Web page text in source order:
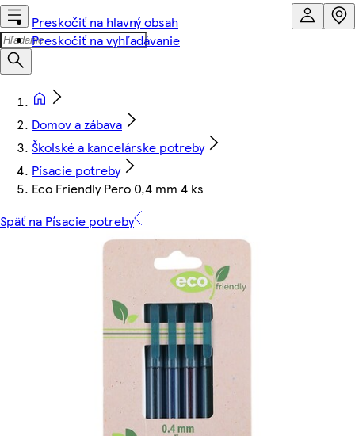
Preskočiť na hlavný obsah
Preskočiť na vyhľadávanie
Domov a zábava
Školské a kancelárske potreby
Písacie potreby
Eco Friendly Pero 0,4 mm 4 ks
Späť na Písacie potreby